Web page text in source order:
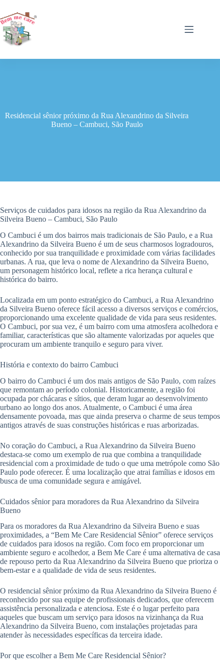
para
o
conteúdo
Residencial sênior próximo da Rua Alexandrino da Silveira
Bueno – Cambuci, São Paulo
Serviços de cuidados para idosos na região da Rua Alexandrino da
Silveira Bueno – Cambuci, São Paulo
O Cambuci é um dos bairros mais tradicionais de São Paulo, e a Rua
Alexandrino da Silveira Bueno é um de seus charmosos logradouros,
conhecido por sua tranquilidade e proximidade com várias facilidades
urbanas. A rua, que leva o nome de Alexandrino da Silveira Bueno,
um personagem histórico local, reflete a rica herança cultural e
histórica do bairro.
Localizada em um ponto estratégico do Cambuci, a Rua Alexandrino
da Silveira Bueno oferece fácil acesso a diversos serviços e comércios,
proporcionando uma excelente qualidade de vida para seus residentes.
O Cambuci, por sua vez, é um bairro com uma atmosfera acolhedora e
familiar, características que são altamente valorizadas por aqueles que
procuram um ambiente tranquilo e seguro para viver.
História e contexto do bairro Cambuci
O bairro do Cambuci é um dos mais antigos de São Paulo, com raízes
que remontam ao período colonial. Historicamente, a região foi
ocupada por chácaras e sítios, que deram lugar ao desenvolvimento
urbano ao longo dos anos. Atualmente, o Cambuci é uma área
densamente povoada, mas que ainda preserva o charme de seus tempos
antigos através de suas construções históricas e ruas arborizadas.
No coração do Cambuci, a Rua Alexandrino da Silveira Bueno
destaca-se como um exemplo de rua que combina a tranquilidade
residencial com a proximidade de tudo o que uma metrópole como São
Paulo pode oferecer. É uma localização que atrai famílias e idosos em
busca de uma comunidade segura e amigável.
Cuidados sênior para moradores da Rua Alexandrino da Silveira
Bueno
Para os moradores da Rua Alexandrino da Silveira Bueno e suas
proximidades, a “Bem Me Care Residencial Sênior” oferece serviços
de cuidados para idosos na região. Com foco em proporcionar um
ambiente seguro e acolhedor, a Bem Me Care é uma alternativa de casa
de repouso perto da Rua Alexandrino da Silveira Bueno que prioriza o
bem-estar e a qualidade de vida de seus residentes.
O residencial sênior próximo da Rua Alexandrino da Silveira Bueno é
reconhecido por sua equipe de profissionais dedicados, que oferecem
assistência personalizada e atenciosa. Este é o lugar perfeito para
aqueles que buscam um serviço para idosos na vizinhança da Rua
Alexandrino da Silveira Bueno, com instalações projetadas para
atender às necessidades específicas da terceira idade.
Por que escolher a Bem Me Care Residencial Sênior?